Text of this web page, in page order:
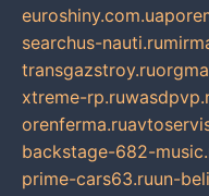
euroshiny.com.ua
searchus-nauti.ru
transgazstroy.ru
xtreme-rp.ru
orenferma.ru
backstage-682-
prime-cars63.ruun-